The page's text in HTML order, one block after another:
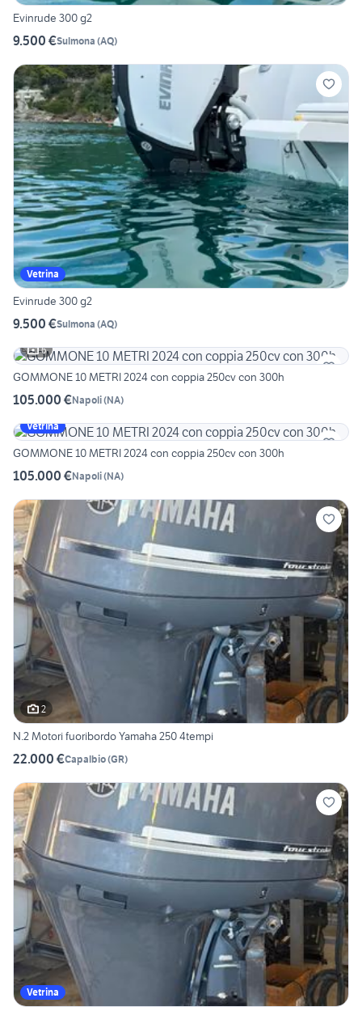
Evinrude 300 g2
9.500 €Sulmona (AQ)
Vetrina
Evinrude 300 g2
9.500 €Sulmona (AQ)
6
GOMMONE 10 METRI 2024 con coppia 250cv con 300h
105.000 €Napoli(NA)
Vetrina
GOMMONE 10 METRI 2024 con coppia 250cv con 300h
105.000 €Napoli(NA)
2
N.2 Motori fuoribordo Yamaha 250 4tempi
22.000 €Capalbio(GR)
Vetrina